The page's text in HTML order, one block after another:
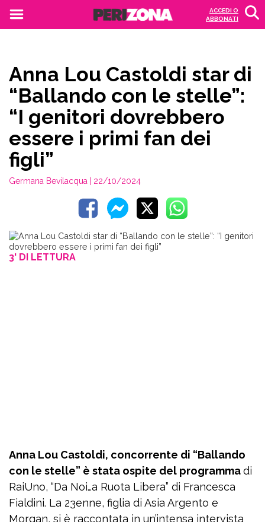
ACCEDI O
ABBONATI
Anna Lou Castoldi star di
“Ballando con le stelle”:
“I genitori dovrebbero
essere i primi fan dei
figli”
Germana Bevilacqua | 22/10/2024
3' DI LETTURA
Anna Lou Castoldi, concorrente di “Ballando
con le stelle” è stata ospite del programmadi
RaiUno, “Da Noi…a Ruota Libera” di Francesca
Fialdini. La 23enne, figlia di Asia Argento e
Morgan, si è raccontata in un’intensa intervista